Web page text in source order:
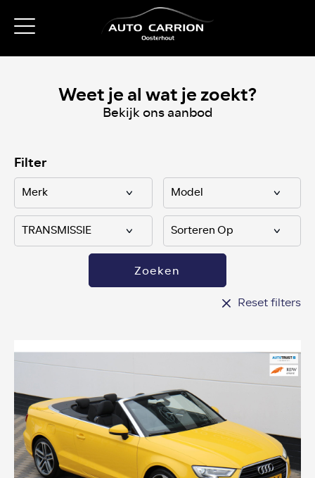
Weet je al wat je zoekt?
Bekijk ons aanbod
Filter
Zoeken
Reset filters